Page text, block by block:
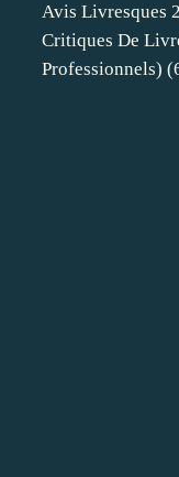
Avis Livresques
Critiques De
Professionnels)